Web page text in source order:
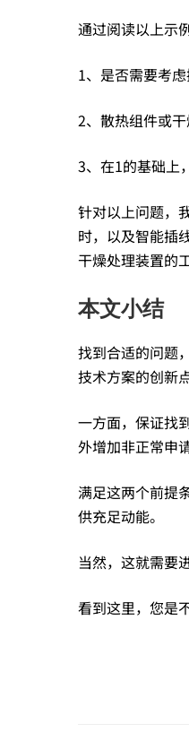
决
想
不
出
发
明
点
的
问
题
通过阅读以上示
1、是否需要考
2、散热组件或
3、在1的基础上
针对以上问题，
时，以及智能插
干燥处理装置的
本文小结
找到合适的问题
技术方案的创新点
一方面，保证找
外增加非正常申
满足这两个前提
供充足动能。
当然，这就需要
看到这里，您是